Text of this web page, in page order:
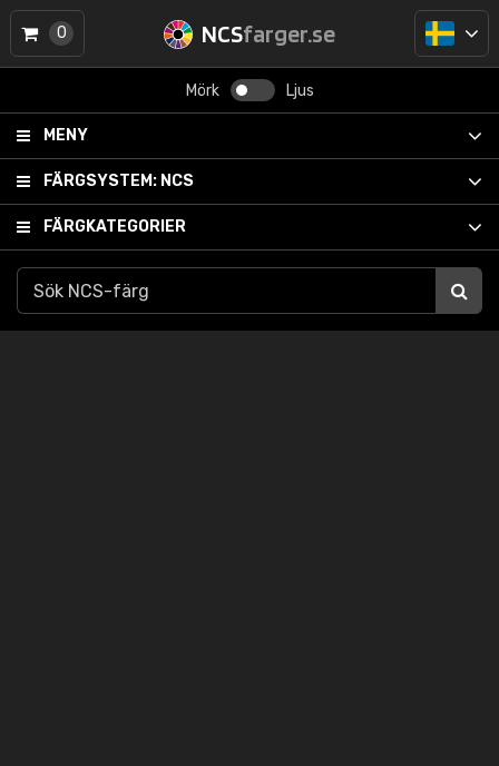
NCSfarger.se
Mörk Ljus
MENY
FÄRGSYSTEM: NCS
FÄRGKATEGORIER
0